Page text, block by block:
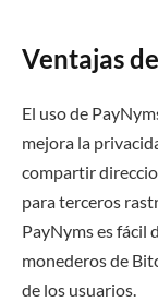
Ventajas
El uso de
mejora la
compartir
para terceros
PayNyms es fácil
monederos de
de los usuarios.